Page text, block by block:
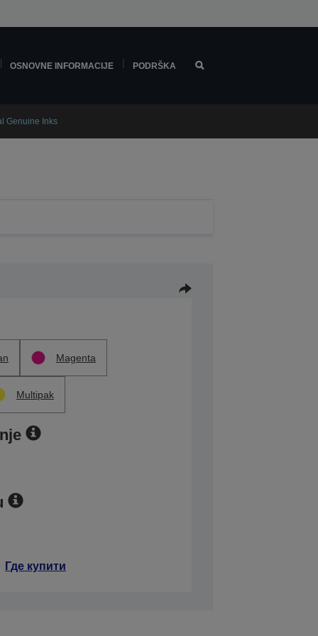
OSNOVNE INFORMACIJE PODRŠKA
Genuine Inks
Magenta
Multipak
Где купити